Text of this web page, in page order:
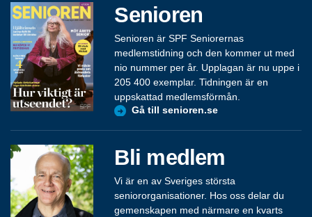
Senioren
Senioren är SPF Seniorernas
medlemstidning och den kommer ut med
nio nummer per år. Upplagan är nu uppe i
205 400 exemplar. Tidningen är en
uppskattad medlemsförmån.
Gå till senioren.se
Bli medlem
Vi är en av Sveriges största
seniororganisationer. Hos oss delar du
gemenskapen med närmare en kvarts